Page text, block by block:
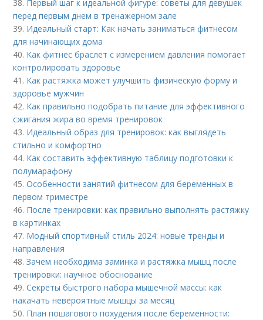
38. Первый шаг к идеальной фигуре: советы для девушек
перед первым днем в тренажерном зале
39. Идеальный старт: Как начать заниматься фитнесом
для начинающих дома
40. Как фитнес браслет с измерением давления помогает
контролировать здоровье
41. Как растяжка может улучшить физическую форму и
здоровье мужчин
42. Как правильно подобрать питание для эффективного
сжигания жира во время тренировок
43. Идеальный образ для тренировок: как выглядеть
стильно и комфортно
44. Как составить эффективную таблицу подготовки к
полумарафону
45.Особенности занятий фитнесом для беременных в
первом триместре
46. После тренировки: как правильно выполнять растяжку
в картинках
47. Модный спортивный стиль 2024: новые тренды и
направления
48.Зачем необходима заминка и растяжка мышц после
тренировки: научное обоснование
49.Секреты быстрого набора мышечной массы: как
накачать невероятные мышцы за месяц
50. План пошагового похудения после беременности: